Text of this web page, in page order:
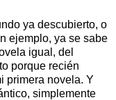
ya descubierto, o
ejemplo, ya se sabe
igual, del
porque recién
primera novela. Y
simplemente